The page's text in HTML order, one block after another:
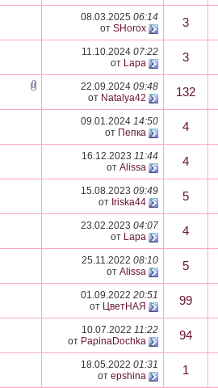
08.03.2025 06:14
от SHorox 3
11.10.2024 07:22
от Lapa 3
22.09.2024 09:48
от Natalya42 132
09.01.2024 14:50
от Пепка 4
16.12.2023 11:44
от Alissa 4
15.08.2023 09:49
от Iriska44 5
23.02.2023 04:07
от Lapa 4
25.11.2022 08:10
от Alissa 5
01.09.2022 20:51
от ЦветНАЯ 99
10.07.2022 11:22
от PapinaDochka 94
18.05.2022 01:31
от epshina 1